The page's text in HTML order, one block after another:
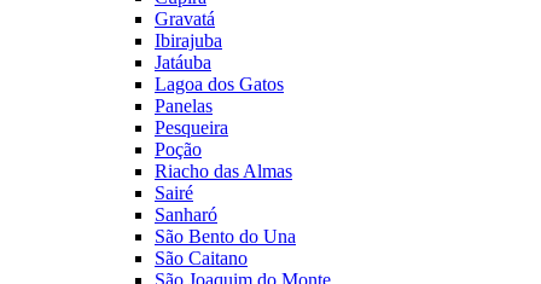
Gravatá
Ibirajuba
Jatáuba
Lagoa dos Gatos
Panelas
Pesqueira
Poção
Riacho das Almas
Sairé
Sanharó
São Bento do Una
São Caitano